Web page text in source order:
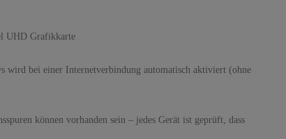
UHD Grafikkarte
bei einer Internetverbindung automatisch aktiviert (ohne
können vorhanden sein – jedes Gerät ist geprüft, dass